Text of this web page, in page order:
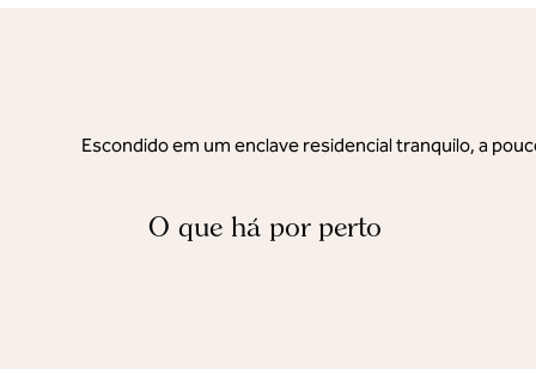
Escondido em um enclave residencial tranquilo, a
O que há por perto